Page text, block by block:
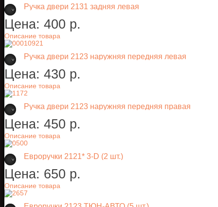
Ручка двери 2131 задняя левая
Цена: 400 p.
Описание товара
Ручка двери 2123 наружняя передняя левая
Цена: 430 p.
Описание товара
Ручка двери 2123 наружняя передняя правая
Цена: 450 p.
Описание товара
Евроручки 2121* 3-D (2 шт.)
Цена: 650 p.
Описание товара